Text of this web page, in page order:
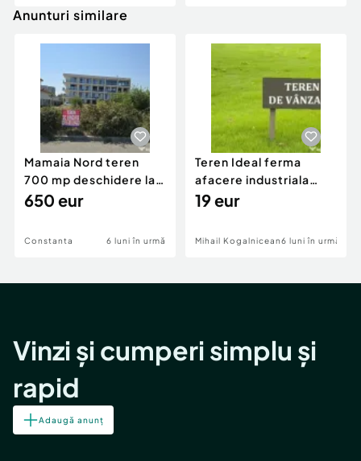
Anunturi similare
Mamaia Nord teren
700 mp deschidere la
D24 si D25
650 eur
Constanta 6 luni în urmă
Teren Ideal ferma
afacere industriala
deschidere 71 ml la
19 eur
Mihail Kogalniceanu6 luni în urmă
Vinzi și cumperi simplu și
rapid
Adaugă anunț